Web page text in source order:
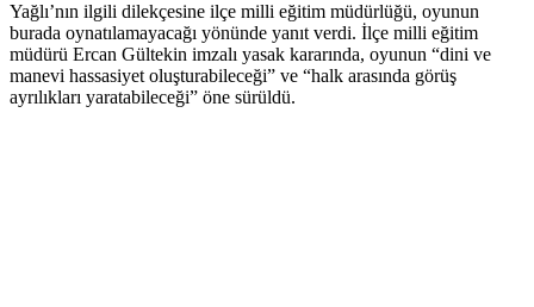
Yağlı’nın ilgili dilekçesine ilçe milli eğitim müdürlüğü, oyunun
burada oynatılamayacağı yönünde yanıt verdi. İlçe milli eğitim
müdürü Ercan Gültekin imzalı yasak kararında, oyunun “dini ve
manevi hassasiyet oluşturabileceği” ve “halk arasında görüş
ayrılıkları yaratabileceği” öne sürüldü.